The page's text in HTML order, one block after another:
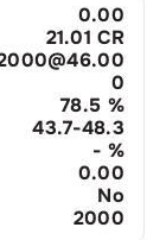
0.00
21.01 CR
0
78.5 %
43.7-48.3
- %
0.00
No
2000